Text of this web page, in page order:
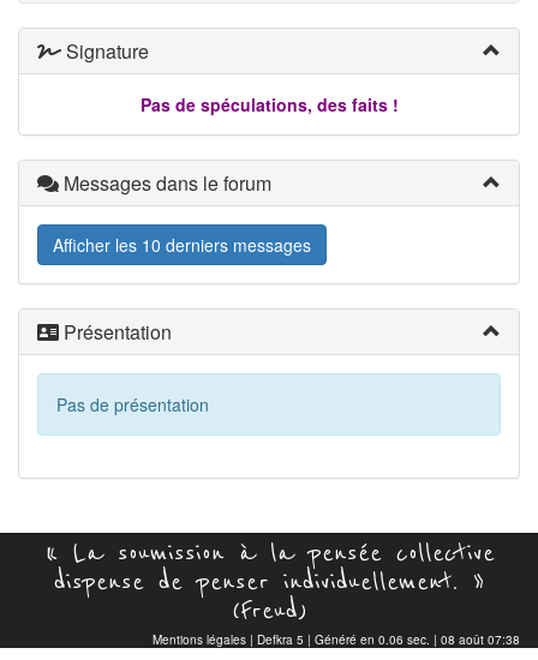
Signature
Pas de spéculations, des faits !
Messages dans le forum
Afficher les 10 derniers messages
Présentation
Pas de présentation
« La soumission à la pensée collective
dispense de penser individuellement. »
(Freud)
Mentions légales | Defkra 5 | Généré en 0.06 sec. | 08 août 07:38